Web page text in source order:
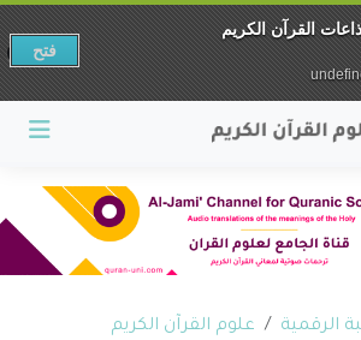
الرقمية
علوم القرآن الكريم
القرآن الكريم
فتح